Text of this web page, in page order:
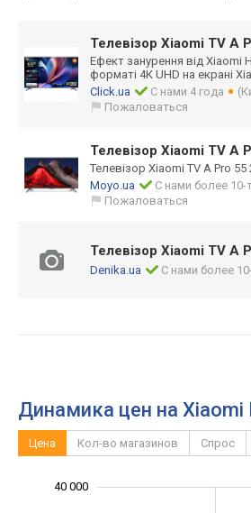
Телевізор Xiaomi TV A
Ефект занурення від Xiaomi
форматі 4К UHD на екрані
Click.ua
С нами 4 года
Пожаловаться
Телевізор Xiaomi TV A
Телевізор Xiaomi TV A Pro 55
Moyo.ua
С нами более 10-
Пожаловаться
Телевізор Xiaomi TV A
Denika.ua С нами более
Динамика цен на Xiaomi
Цена Кол-во магазинов Спрос
40 000